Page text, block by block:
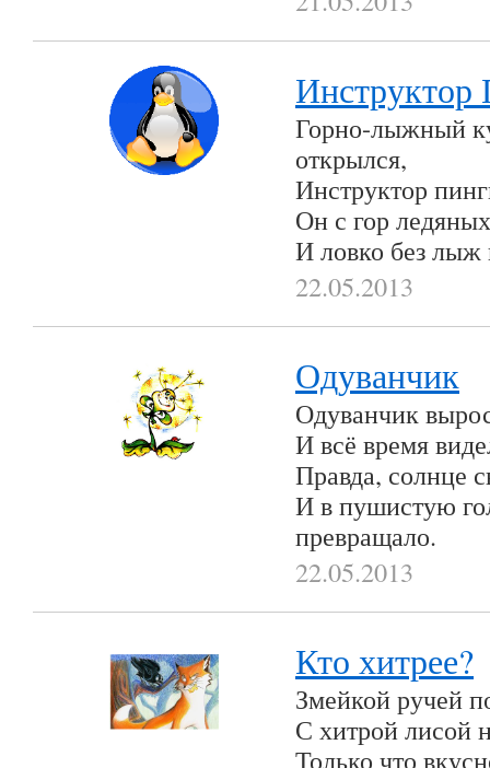
Инструктор
Горно-лыжный
открылся,
Инструктор
Он с гор
И ловко без лыж
22.05.2013
Одуванчик
Одуванчик
И всё время
Правда, солнце
И в пушистую
превращало.
22.05.2013
Кто хитрее?
Змейкой ручей
С хитрой лисой
Только что